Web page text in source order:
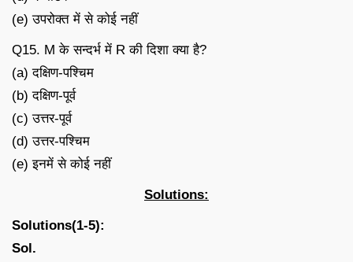
(e) उपरोक्त में से कोई नहीं
Q15. M के सन्दर्भ में R की दिशा क्या है?
(a) दक्षिण-पश्चिम
(b) दक्षिण-पूर्व
(c) उत्तर-पूर्व
(d) उत्तर-पश्चिम
(e) इनमें से कोई नहीं
Solutions:
Solutions(1-5):
Sol.